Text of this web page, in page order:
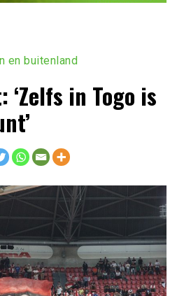
en buitenland
in Togo is